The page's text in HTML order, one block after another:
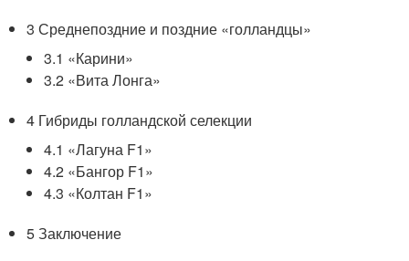
3 Среднепоздние и поздние «голландцы»
3.1 «Карини»
3.2 «Вита Лонга»
4 Гибриды голландской селекции
4.1 «Лагуна F1»
4.2 «Бангор F1»
4.3 «Колтан F1»
5 Заключение